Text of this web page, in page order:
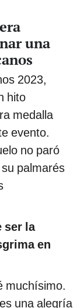
una
2023,
hito
medalla
evento.
no paró
palmarés
ser la
en
muchísimo.
una alegría